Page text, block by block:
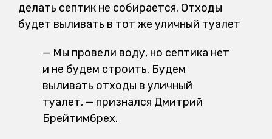
делать септик не собирается. Отходы
будет выливать в тот же уличный туалет
— Мы провели воду, но септика нет
и не будем строить. Будем
выливать отходы в уличный
туалет, — признался Дмитрий
Брейтимбрех.